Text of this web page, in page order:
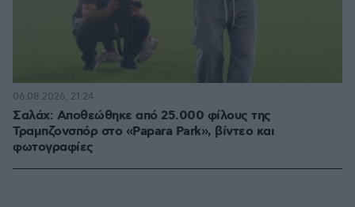
Σαλάχ: Αποθεώθηκε από 25.000 φίλους της
Τραμπζονσπόρ στο «Papara Park», βίντεο και
φωτογραφίες
06.08.2026, 21:24